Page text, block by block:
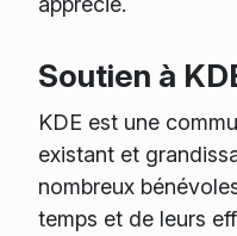
Soutien à
KDE est une
existant et
nombreux
temps et de leurs